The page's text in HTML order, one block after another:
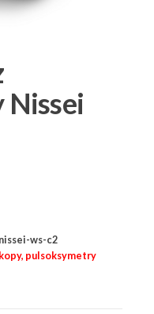
Nissei
ws-c2
pulsoksymetry